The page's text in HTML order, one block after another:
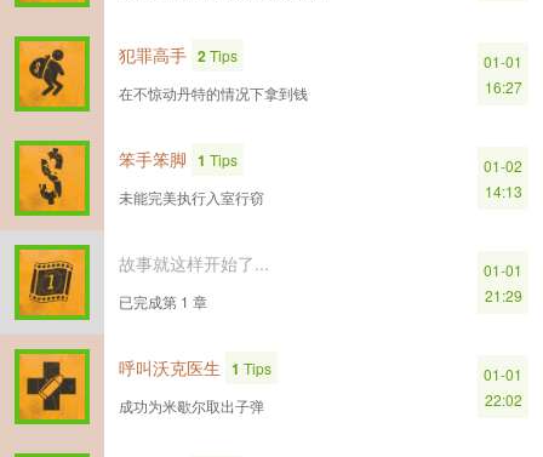
犯罪高手 2Tips
在不惊动丹特的情况下拿到钱
01-01
16:27
笨手笨脚 1 Tips
未能完美执行入室行窃
01-02
14:13
故事就这样开始了...
已完成第 1 章
01-01
21:29
呼叫沃克医生 1 Tips
成功为米歇尔取出子弹
01-01
22:02